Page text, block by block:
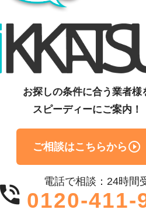
お探しの条件に合う業者様
スピーディーにご案内！
ご相談はこちらから 
 電話で相談：24時間
0120-411-